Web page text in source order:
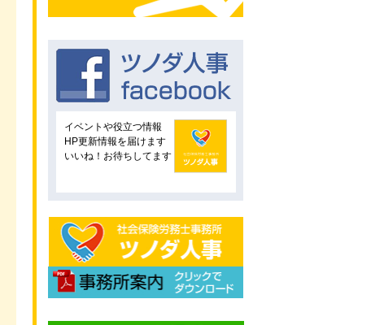
イベントや役立つ情報
HP更新情報を届けます
いいね！お待ちしてます